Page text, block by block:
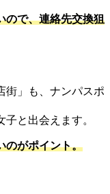
ので、連絡先交換狙
街」も、ナンパスポ
と出会えます。
のがポイント。